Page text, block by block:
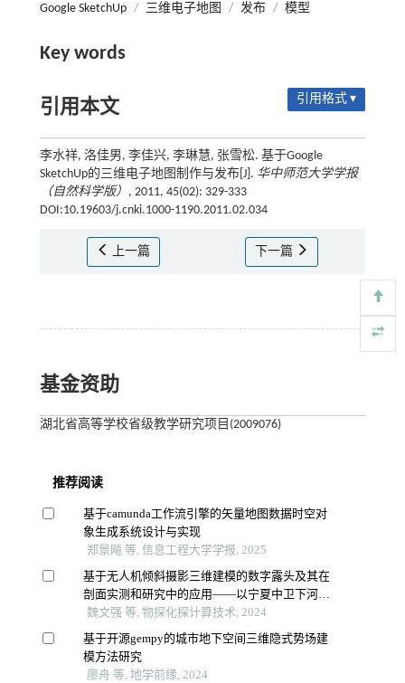
Google SketchUp / 三维电子地图 / 发布 / 模型
Key words
引用本文 引用格式 ▾
李水祥, 洛佳男, 李佳兴, 李琳慧, 张雪松. 基于Google
SketchUp的三维电子地图制作与发布[J]. 华中师范大学学报
（自然科学版） , 2011, 45(02): 329-333
DOI:10.19603/j.cnki.1000-1190.2011.02.034
上一篇 下一篇
基金资助
湖北省高等学校省级教学研究项目(2009076)